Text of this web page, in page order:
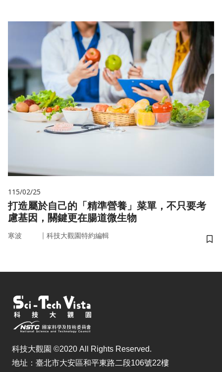
115/02/25
打造屬於自己的「精準營養」菜單，不只要考
慮基因，關鍵更在腸道微生物
寒波 ｜ 科技大觀園特約編輯
儲
科技大觀園 ©2020 All Rights Reserved.
地址：臺北市大安區和平東路二段106號22樓